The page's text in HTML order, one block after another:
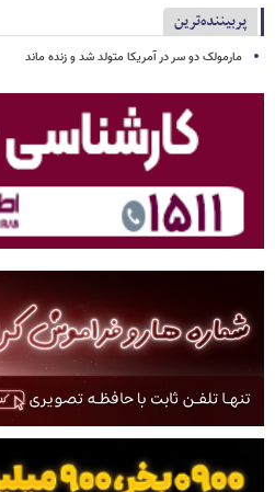
پربیننده‌ترین
مارمولک دو سر در آمریکا متولد شد و زنده ماند